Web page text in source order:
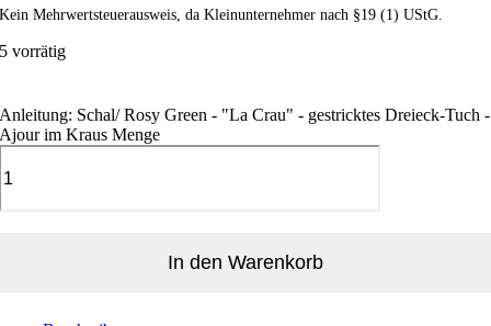
Kein Mehrwertsteuerausweis, da Kleinunternehmer nach §19 (1) UStG.
5 vorrätig
Anleitung: Schal/ Rosy Green - "La Crau" - gestricktes Dreieck-Tuch -
Ajour im Kraus Menge
In den Warenkorb